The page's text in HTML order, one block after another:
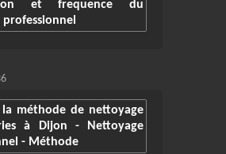
et frequence du
méthode de nettoyage
à Dijon - Nettoyage
- Méthode